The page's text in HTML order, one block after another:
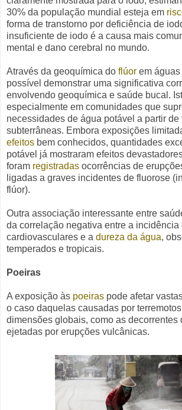
30% da população mundial esteja em
forma de transtorno por deficiência de
insuficiente de iodo é a causa mais
mental e dano cerebral no mundo.
Através da geoquímica do flúor em
possível demonstrar uma significativa
envolvendo geoquímica e saúde bucal.
especialmente em comunidades que
necessidades de água potável a partir de
subterrâneas. Embora exposições
efeitos bem conhecidos, quantidades
potável já mostraram efeitos
foram registradas ocorrências de
ligadas a graves incidentes de fluorose
flúor).
Outra associação interessante entre
da correlação negativa entre a incidência
cardiovasculares e a dureza da água,
temperados e tropicais.
Poeiras
A exposição às poeiras pode afetar
o caso daquelas causadas por
dimensões globais, como as decorrentes
ejetadas por erupções vulcânicas.